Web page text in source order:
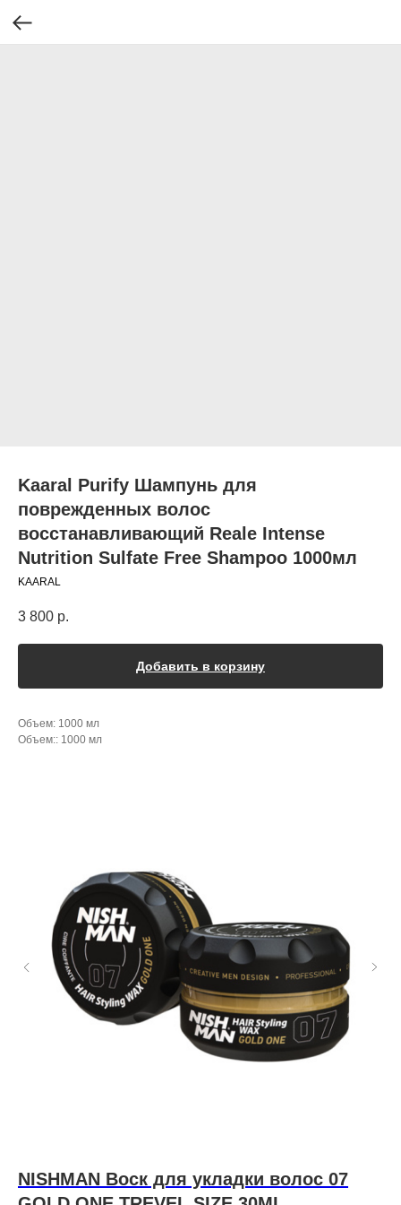
Kaaral Purify Шампунь для
поврежденных волос
восстанавливающий Reale Intense
Nutrition Sulfate Free Shampoo 1000мл
KAARAL
3 800 р.
Добавить в корзину
Объем: 1000 мл
Объем:: 1000 мл
NISHMAN Воск для укладки волос 07